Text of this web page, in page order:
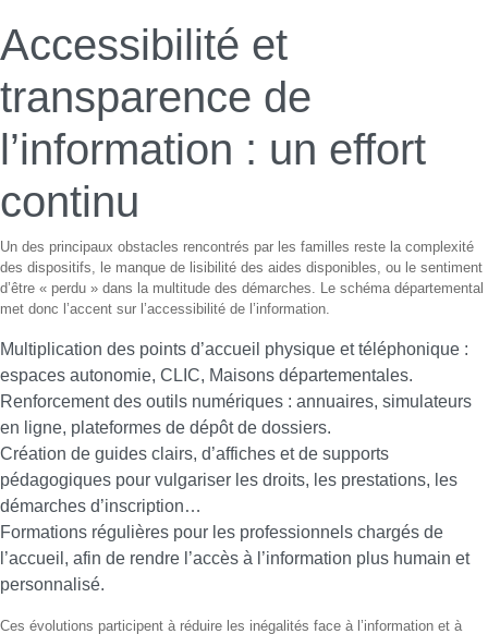
Accessibilité et
transparence de
l’information : un effort
continu
Un des principaux obstacles rencontrés par les familles reste la complexité
des dispositifs, le manque de lisibilité des aides disponibles, ou le sentiment
d’être « perdu » dans la multitude des démarches. Le schéma départemental
met donc l’accent sur l’accessibilité de l’information.
Multiplication des points d’accueil physique et téléphonique :
espaces autonomie, CLIC, Maisons départementales.
Renforcement des outils numériques : annuaires, simulateurs
en ligne, plateformes de dépôt de dossiers.
Création de guides clairs, d’affiches et de supports
pédagogiques pour vulgariser les droits, les prestations, les
démarches d’inscription…
Formations régulières pour les professionnels chargés de
l’accueil, afin de rendre l’accès à l’information plus humain et
personnalisé.
Ces évolutions participent à réduire les inégalités face à l’information et à